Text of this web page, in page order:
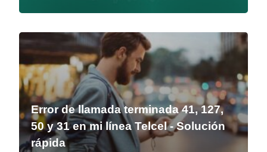
Error de llamada terminada 41, 127,
50 y 31 en mi línea Telcel - Solución
rápida